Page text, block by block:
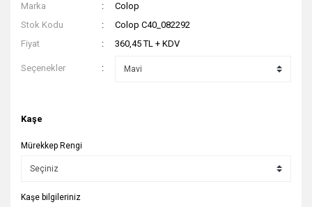
Marka
Colop
Stok Kodu
Colop C40_082292
Fiyat
360,45 TL + KDV
Seçenekler
Kaşe
Mürekkep Rengi
Kaşe bilgileriniz